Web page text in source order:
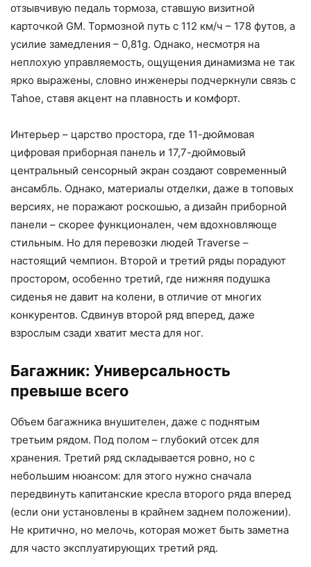
отзывчивую педаль тормоза, ставшую визитной
карточкой GM. Тормозной путь с 112 км/ч – 178 футов, а
усилие замедления – 0,81g. Однако, несмотря на
неплохую управляемость, ощущения динамизма не так
ярко выражены, словно инженеры подчеркнули связь с
Tahoe, ставя акцент на плавность и комфорт.
Интерьер – царство простора, где 11-дюймовая
цифровая приборная панель и 17,7-дюймовый
центральный сенсорный экран создают современный
ансамбль. Однако, материалы отделки, даже в топовых
версиях, не поражают роскошью, а дизайн приборной
панели – скорее функционален, чем вдохновляюще
стильным. Но для перевозки людей Traverse –
настоящий чемпион. Второй и третий ряды порадуют
простором, особенно третий, где нижняя подушка
сиденья не давит на колени, в отличие от многих
конкурентов. Сдвинув второй ряд вперед, даже
взрослым сзади хватит места для ног.
Багажник: Универсальность
превыше всего
Объем багажника внушителен, даже с поднятым
третьим рядом. Под полом – глубокий отсек для
хранения. Третий ряд складывается ровно, но с
небольшим нюансом: для этого нужно сначала
передвинуть капитанские кресла второго ряда вперед
(если они установлены в крайнем заднем положении).
Не критично, но мелочь, которая может быть заметна
для часто эксплуатирующих третий ряд.